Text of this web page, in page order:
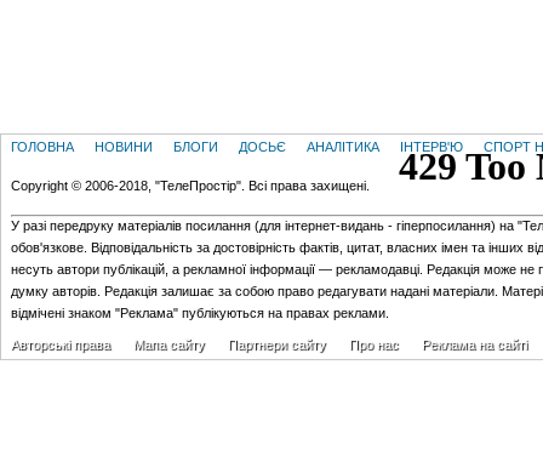
ГОЛОВНА НОВИНИ БЛОГИ ДОСЬЄ АНАЛІТИКА ІНТЕРВ'Ю СПОРТ
Copyright © 2006-2018, "ТелеПростір". Всі права захищені.
У разі передруку матеріалів посилання (для iнтернет-видань - гiперпосилання) на
обов'язкове. Відповідальність за достовірність фактів, цитат, власних імен та інших
несуть автори публікацій, а рекламної інформації — рекламодавці. Редакція може не
думку авторів. Редакція залишає за собою право редагувати надані матеріали.
відмічені знаком "Реклама" публікуються на правах реклами.
Авторські права Мапа сайту Партнери сайту Про нас Реклама на сайті